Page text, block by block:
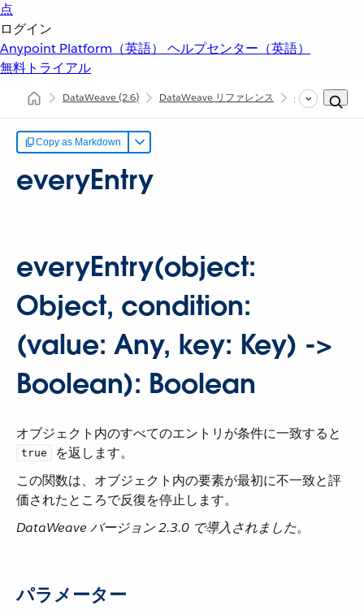
点
ログイン
Anypoint Platform（英語） ヘルプセンター（英語）
無料トライアル
DataWeave(2.6) DataWeave リファレンス
Copy as Markdown
everyEntry
everyEntry(object:
Object, condition:
(value: Any, key: Key) ->
Boolean): Boolean
オブジェクト内のすべてのエントリが条件に一致すると ​
true
​ を返します。
この関数は、オブジェクト内の要素が最初に不一致と評
価されたところで反復を停止します。
DataWeave バージョン 2.3.0 で導入されました。
パラメーター